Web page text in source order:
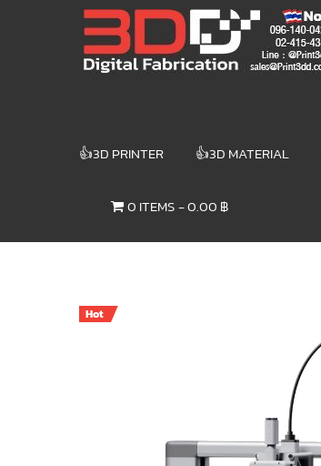
3DD DIGITAL
FABRICATION
3D Printer |
👍3D PRINTER 👍3D MATERIAL
0 ITEMS 0.00 ฿
Hot